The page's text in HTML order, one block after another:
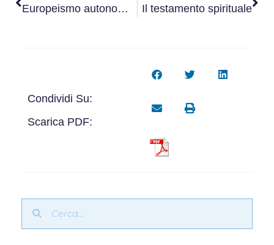
Europeismo autonomista versus neoatlantismo opportunistico Il testamento spirituale
Condividi Su:
Scarica PDF: